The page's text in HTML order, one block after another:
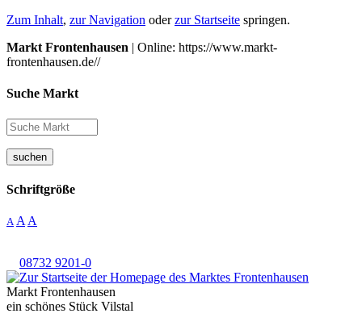
Zum Inhalt, zur Navigation oderzur Startseite springen.
Markt Frontenhausen | Online: https://www.markt-
frontenhausen.de//
Suche Markt
suchen
Schriftgröße
A A A
08732 9201-0
Markt Frontenhausen
ein schönes Stück Vilstal